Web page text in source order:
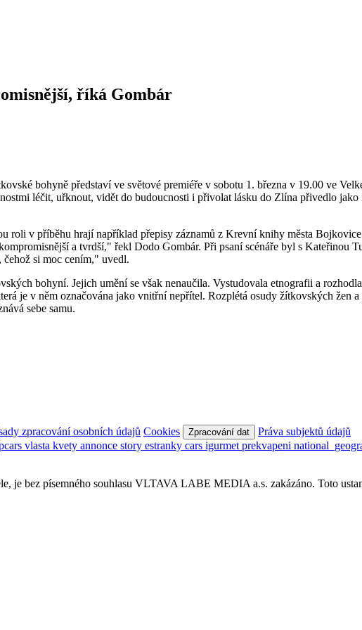
říká Gombár
bohyně představí ve světové premiéře v sobotu 1. března v 19.00 ve
léčit, uřknout, vidět do budoucnosti i přivolat lásku do Zlína přivedlo jako
v příběhu hrají například přepisy záznamů z Krevní knihy města
a tvrdší," řekl Dodo Gombár. Při psaní scénáře byl s Kateřinou
si moc cením," uvedl.
bohyní. Jejich umění se však nenaučila. Vystudovala etnografii a
je v něm označována jako vnitřní nepřítel. Rozplétá osudy žítkovských žen
sebe samu.
zpracování osobních údajů Cookies Zpracování dat
Práva subjektů údajů
vlasta kvety annonce story estranky cars igurmet prekvapeni
je bez písemného souhlasu VLTAVA LABE MEDIA a.s. zakázáno. Toto